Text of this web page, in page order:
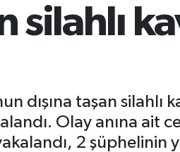
silahlı
dışına taşan silahlı
Olay anına ait
2 şüphelinin